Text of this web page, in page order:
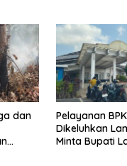
Melalui Reses
2026
dan
Pelayanan
Dikeluhkan
Minta Bupati